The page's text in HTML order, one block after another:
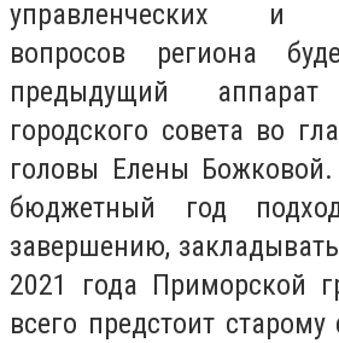
управленческих и
вопросов региона
предыдущий аппарат
городского совета во
головы Елены
бюджетный год
завершению,
2021 года Приморской
всего предстоит